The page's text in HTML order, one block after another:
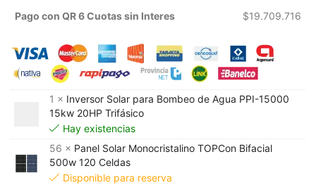
Pago con QR 6 Cuotas sin Interes $19.709.716
1 × Inversor Solar para Bombeo de Agua PPI-15000
15kw 20HP Trifásico
Hay existencias
56 × Panel Solar Monocristalino TOPCon Bifacial
500w 120 Celdas
Disponible para reserva